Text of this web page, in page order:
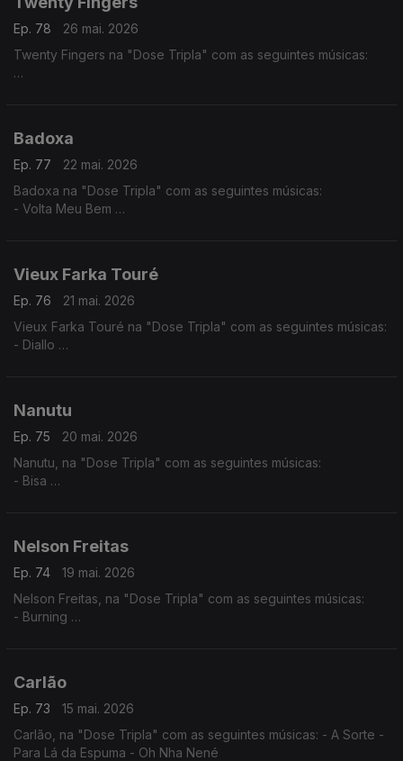
Ep. 78
26 mai. 2026
Twenty Fingers na "Dose Tripla" com as seguintes músicas:
Badoxa
Ep. 77
22 mai. 2026
Badoxa na "Dose Tripla" com as seguintes músicas:
- Volta Meu Bem
Vieux Farka Touré
Ep. 76
21 mai. 2026
Vieux Farka Touré na "Dose Tripla" com as seguintes músicas:
- Diallo
Nanutu
Ep. 75
20 mai. 2026
Nanutu, na "Dose Tripla" com as seguintes músicas:
- Bisa
Nelson Freitas
Ep. 74
19 mai. 2026
Nelson Freitas, na "Dose Tripla" com as seguintes músicas:
- Burning
Carlão
Ep. 73
15 mai. 2026
Carlão, na "Dose Tripla" com as seguintes músicas: - A Sorte -
Para Lá da Espuma - Oh Nha Nené